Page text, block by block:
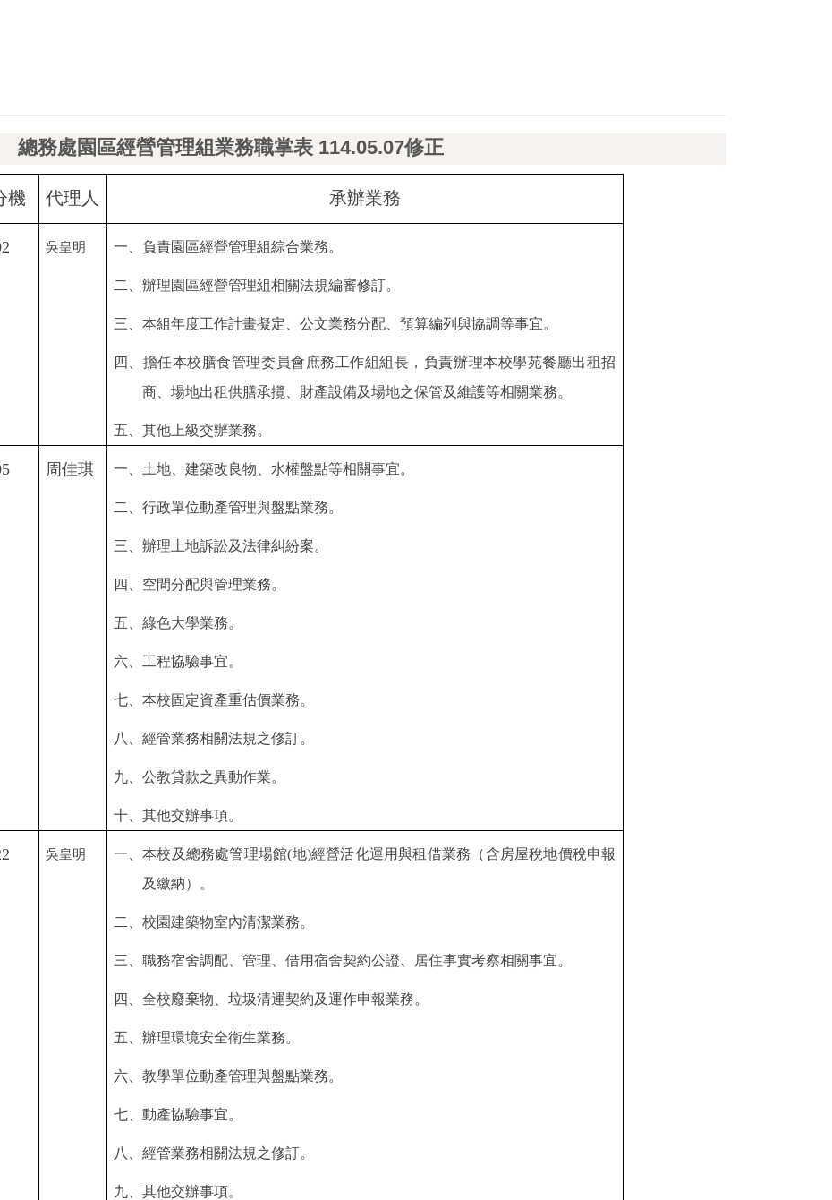
總務處園區經營管理組業務職掌表 114.05.07修正
機 代理人 承辦業務
吳皇明 一、負責園區經營管理組綜合業務。
二、辦理園區經營管理組相關法規編審修訂。
三、本組年度工作計畫擬定、公文業務分配、預算編列與協調等事宜。
四、擔任本校膳食管理委員會庶務工作組組長，負責辦理本校學苑餐廳出租招
商、場地出租供膳承攬、財產設備及場地之保管及維護等相關業務。
五、其他上級交辦業務。
周佳琪 一、土地、建築改良物、水權盤點等相關事宜。
二、行政單位動產管理與盤點業務。
三、辦理土地訴訟及法律糾紛案。
四、空間分配與管理業務。
五、綠色大學業務。
六、工程協驗事宜。
七、本校固定資產重估價業務。
八、經管業務相關法規之修訂。
九、公教貸款之異動作業。
十、其他交辦事項。
吳皇明 一 、本校及總務處管理場館(地)經營活化運用與租借業務（含房屋稅地價稅申報
及繳納）。
二 校園建築物室內清潔業務。
三 職務宿舍調配、管理、借用宿舍契約公證、居住事實考察相關事宜。
四 全校廢棄物、垃圾清運契約及運作申報業務。
五 辦理環境安全衛生業務。
六、 教學單位動產管理與盤點業務。
七、 動產協驗事宜。
八 經管業務相關法規之修訂。
九、 其他交辦事項。